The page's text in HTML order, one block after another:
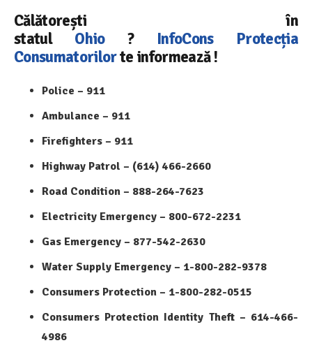
Călătorești în
statul Ohio? InfoCons
Protecția
Consumatorilorte informează !
Police – 911
Ambulance – 911
Firefighters – 911
Highway Patrol – (614) 466-2660
Road Condition – 888-264-7623
Electricity Emergency – 800-672-2231
Gas Emergency – 877-542-2630
Water Supply Emergency – 1-800-282-9378
Consumers Protection – 1-800-282-0515
Consumers Protection Identity Theft – 614-466-
4986